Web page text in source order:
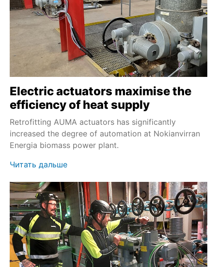
Electric actuators maximise the
efficiency of heat supply
Retrofitting AUMA actuators has significantly
increased the degree of automation at Nokianvirran
Energia biomass power plant.
Читать дальше